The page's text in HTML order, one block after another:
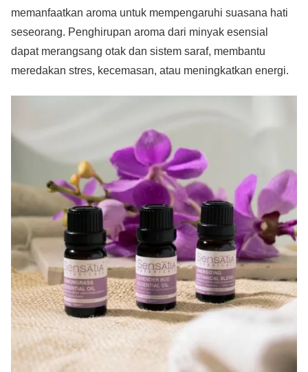
memanfaatkan aroma untuk mempengaruhi suasana hati
seseorang. Penghirupan aroma dari minyak esensial
dapat merangsang otak dan sistem saraf, membantu
meredakan stres, kecemasan, atau meningkatkan energi.